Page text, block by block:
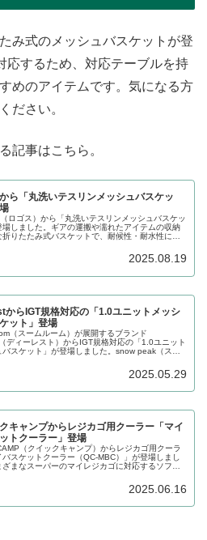
み式のメッシュバスケットが登
応するため、対応テーブルを持
めのアイテムです。気になる方
ださい。
記事はこちら。
ら「丸洗いテスリンメッシュバスケッ
ロゴス）から「丸洗いテスリンメッシュバスケッ
場しました。ギアの運搬や濡れたアイテムの収納
折りたたみ式バスケットで、耐候性・耐水性に優
40LのLサイズの2サイズ展開です。詳細をレビュ
2025.08.19
からIGT規格対応の「1.0ユニットメッシ
ット」登場
（スームルーム）が展開するブランド
ディーレスト）からIGT規格対応の「1.0ユニット
バスケット」が登場しました。snow peak（スノ
ットで、対応するテーブルにバスケットをセット
ができます。詳細をレビューします。2025.05.29
キャンプからレジカゴ用クーラー「マイ
トクーラー」登場
（クイックキャンプ）からレジカゴ用クーラ
バスケットクーラー（QC-MBC）」が登場しまし
ざまなスーパーのマイレジカゴに対応するソフト
入るメッシュポケットも搭載されています。詳細
2025.06.16